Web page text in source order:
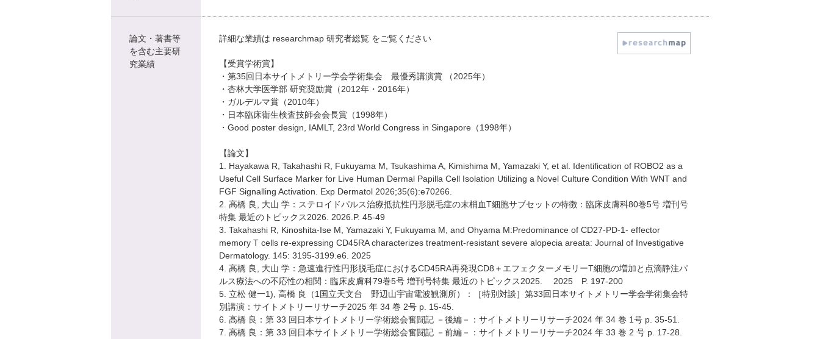
論文・著書等
を含む主要研
究業績
詳細な業績は researchmap 研究者総覧 をご覧ください
【受賞学術賞】
・第35回日本サイトメトリー学会学術集会 最優秀講演賞 （2025年）
・杏林大学医学部 研究奨励賞（2012年・2016年）
・ガルデルマ賞（2010年）
・日本臨床衛生検査技師会会長賞（1998年）
・Good poster design, IAMLT, 23rd World Congress in Singapore（1998年）
【論文】
1. Hayakawa R, Takahashi R, Fukuyama M, Tsukashima A, Kimishima M, Yamazaki Y, et al. Identification of ROBO2 as a
Useful Cell Surface Marker for Live Human Dermal Papilla Cell Isolation Utilizing a Novel Culture Condition With WNT and
FGF Signalling Activation. Exp Dermatol 2026;35(6):e70266.
2. 高橋 良, 大山 学：ステロイドパルス治療抵抗性円形脱毛症の末梢血T細胞サブセットの特徴：臨床皮膚科80巻5号 増刊号
特集 最近のトピックス2026. 2026.P. 45-49
3. Takahashi R, Kinoshita-Ise M, Yamazaki Y, Fukuyama M, and Ohyama M:Predominance of CD27-PD-1- effector
memory T cells re-expressing CD45RA characterizes treatment-resistant severe alopecia areata: Journal of Investigative
Dermatology. 145: 3195-3199.e6. 2025
4. 高橋 良, 大山 学：急速進行性円形脱毛症におけるCD45RA再発現CD8＋エフェクターメモリーT細胞の増加と点滴静注パ
ルス療法への不応性の相関：臨床皮膚科79巻5号 増刊号特集 最近のトピックス2025. 2025 P. 197-200
5. 立松 健一1), 高橋 良（1国立天文台 野辺山宇宙電波観測所）：［特別対談］第33回日本サイトメトリー学会学術集会特
別講演：サイトメトリーリサーチ2025 年 34 巻 2号 p. 15-45.
6. 高橋 良：第 33 回日本サイトメトリー学術総会奮闘記 －後編－：サイトメトリーリサーチ2024 年 34 巻 1号 p. 35-51.
7. 高橋 良：第 33 回日本サイトメトリー学術総会奮闘記 －前編－：サイトメトリーリサーチ2024 年 33 巻 2 号 p. 17-28.